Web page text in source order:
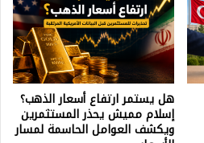
هل يستمر ارتفاع أسعار الذهب؟
إسلام مميش يحذر المستثمرين
ويكشف العوامل الحاسمة لمسار